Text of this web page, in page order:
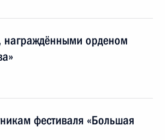
награждёнными орденом
фестиваля «Большая